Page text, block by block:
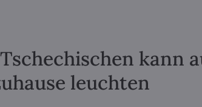
kann
leuchten